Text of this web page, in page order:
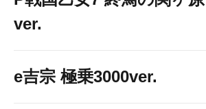
ver.
e吉宗 極乗3000ver.